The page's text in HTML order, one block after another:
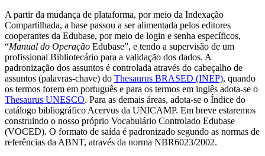
A partir da mudança de plataforma, por meio da Indexação
Compartilhada, a base passou a ser alimentada pelos editores
cooperantes da Edubase, por meio de login e senha específicos,
“Manual do Operação Edubase”, e tendo a supervisão de um
profissional Bibliotecário para a validação dos dados. A
padronização dos assuntos é controlada através do cabeçalho de
assuntos (palavras-chave) do Thesaurus BRASED (INEP), quando
os termos forem em português e para os termos em inglês adota-se o
Thesaurus UNESCO. Para as demais áreas, adota-se o Índice do
catálogo bibliográfico Acervus da UNICAMP. Em breve estaremos
construindo o nosso próprio Vocabulário Controlado Edubase
(VOCED). O formato de saída é padronizado segundo as normas de
referências da ABNT, através da norma NBR6023/2002.